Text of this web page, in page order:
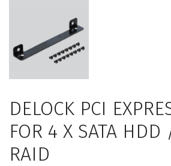
DELOCK PCI
FOR 4 X SATA HDD
RAID